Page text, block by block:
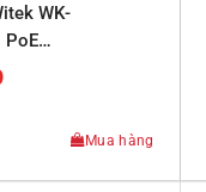
WK-
cổng RJ45
Mua hàng